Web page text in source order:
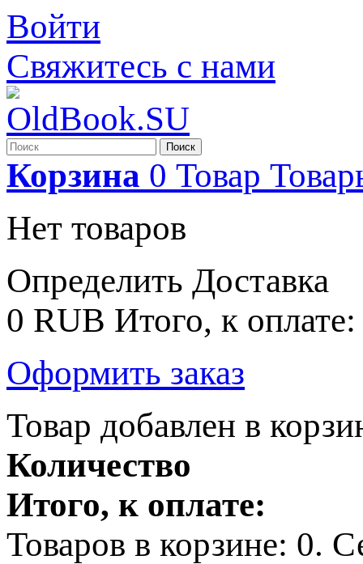
Войти
Свяжитесь с нами
Поиск
Корзина 0 Товар
Нет товаров
Определить Доставка
0 RUB Итого, к оплате:
Оформить заказ
Товар добавлен в
Количество
Итого, к оплате:
Товаров в корзине: 0.